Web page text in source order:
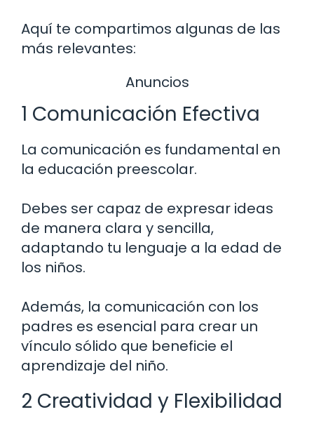
Aquí te compartimos algunas de las
más relevantes:
Anuncios
1 Comunicación Efectiva
La comunicación es fundamental en
la educación preescolar.
Debes ser capaz de expresar ideas
de manera clara y sencilla,
adaptando tu lenguaje a la edad de
los niños.
Además, la comunicación con los
padres es esencial para crear un
vínculo sólido que beneficie el
aprendizaje del niño.
2 Creatividad y Flexibilidad